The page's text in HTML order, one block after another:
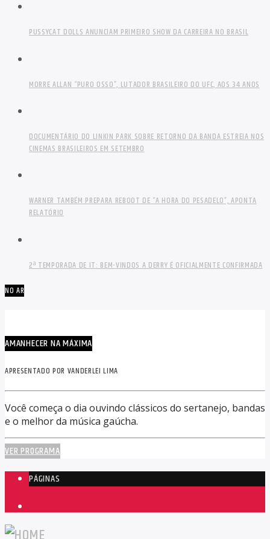
PUSSYCAT DOLLS ANUNCIAM PRIMEIRO SHOW DA CARREIRA NO BRASIL
MORRE ALLAN “PURO OSSO”, LUTADOR BRASILEIRO DO UFC, AOS 34 ANOS
DOCUMENTÁRIO DO LINKIN PARK SOBRE RETORNO DA BANDA ESTREIA NOS
CINEMAS BRASILEIROS EM SETEMBRO
WARNER TAMBÉM PREPARA REBOOT DE “A HORA DO PESADELO”, APONTA
RELATÓRIO
2ª TEMPORADA DE IT: BEM-VINDOS A DERRY É OFICIALMENTE CONFIRMADA
NO AR
AMANHECER NA MÁXIMA
APRESENTADO POR VANDERLEI LIMA
Você começa o dia ouvindo clássicos do sertanejo, bandas
e o melhor da música gaúcha.
VER PROGRAMA
PÁGINAS